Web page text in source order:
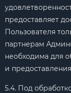
предоставляет
Пользователя
партнерам
необходима для
и
5.4. Под